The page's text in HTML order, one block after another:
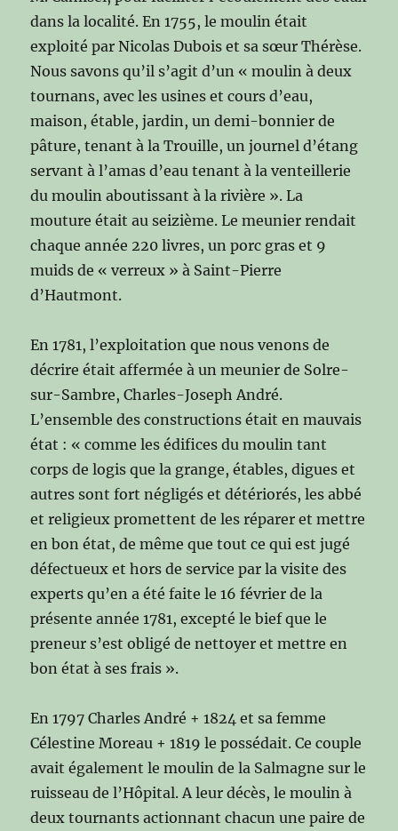
dans la localité. En 1755, le moulin était
exploité par Nicolas Dubois et sa sœur Thérèse.
Nous savons qu’il s’agit d’un « moulin à deux
tournans, avec les usines et cours d’eau,
maison, étable, jardin, un demi-bonnier de
pâture, tenant à la Trouille, un journel d’étang
servant à l’amas d’eau tenant à la venteillerie
du moulin aboutissant à la rivière ». La
mouture était au seizième. Le meunier rendait
chaque année 220 livres, un porc gras et 9
muids de « verreux » à Saint-Pierre
d’Hautmont.
En 1781, l’exploitation que nous venons de
décrire était affermée à un meunier de Solre-
sur-Sambre, Charles-Joseph André.
L’ensemble des constructions était en mauvais
état : « comme les édifices du moulin tant
corps de logis que la grange, étables, digues et
autres sont fort négligés et détériorés, les abbé
et religieux promettent de les réparer et mettre
en bon état, de même que tout ce qui est jugé
défectueux et hors de service par la visite des
experts qu’en a été faite le 16 février de la
présente année 1781, excepté le bief que le
preneur s’est obligé de nettoyer et mettre en
bon état à ses frais ».
En 1797 Charles André + 1824 et sa femme
Célestine Moreau + 1819 le possédait. Ce couple
avait également le moulin de la Salmagne sur le
ruisseau de l’Hôpital. A leur décès, le moulin à
deux tournants actionnant chacun une paire de